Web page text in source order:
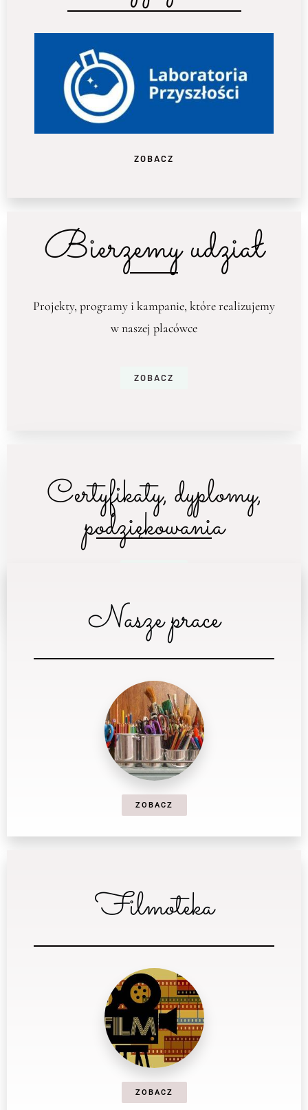
ZOBACZ
Bierzemy udział
Projekty, programy i kampanie, które realizujemy
w naszej placówce
ZOBACZ
Certyfikaty, dyplomy,
podziękowania
Nasze prace
ZOBACZ
Filmoteka
ZOBACZ